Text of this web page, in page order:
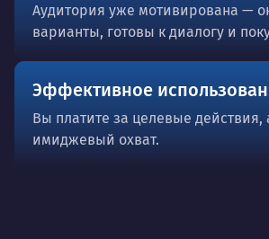
Аудитория уже мотивирована —
варианты, готовы к диалогу и
Эффективное
Вы платите за целевые действия,
имиджевый охват.